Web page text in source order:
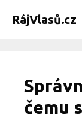
RájVlasů.cz
čemu